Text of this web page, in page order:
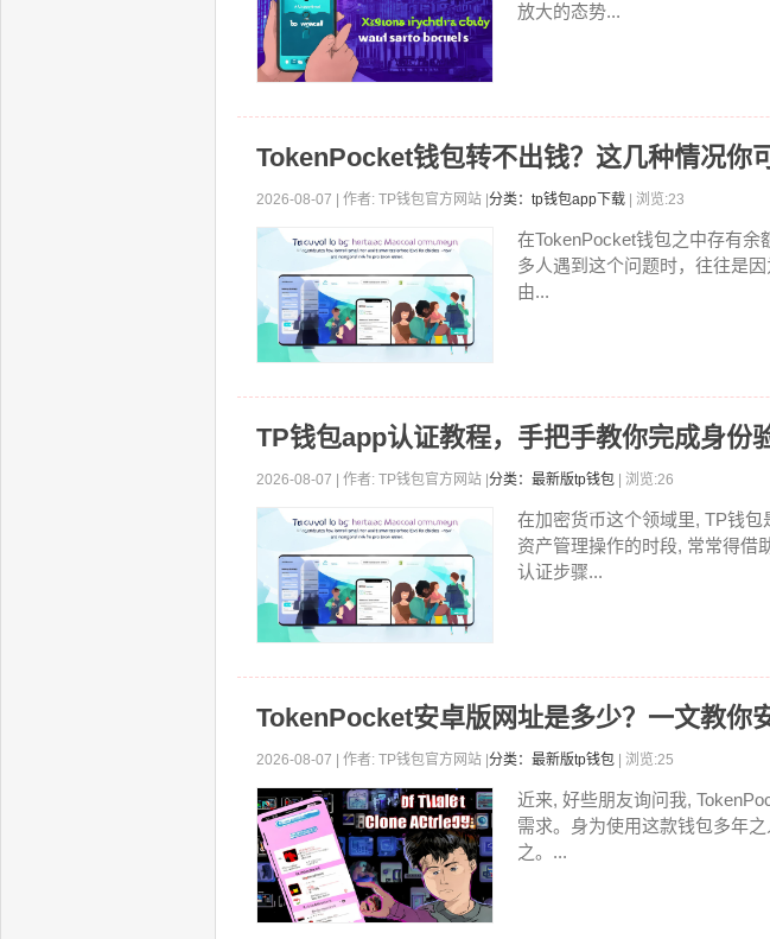
放大的态势...
TokenPocket钱包转不出钱？这几种情况你
2026-08-07 | 作者: TP钱包官方网站 | 分类：tp钱包app下载 | 浏览:23
在TokenPocket钱包之中存有
多人遇到这个问题时，往往是
由...
TP钱包app认证教程，手把手教你完成身份
2026-08-07 | 作者: TP钱包官方网站 | 分类：最新版tp钱包 | 浏览:26
在加密货币这个领域里, TP钱
资产管理操作的时段, 常常得借
认证步骤...
TokenPocket安卓版网址是多少？一文教你
2026-08-07 | 作者: TP钱包官方网站 | 分类：最新版tp钱包 | 浏览:25
近来, 好些朋友询问我,
需求。身为使用这款钱包多年
之。...